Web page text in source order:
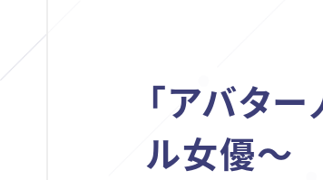
「アバタ
ル女優～